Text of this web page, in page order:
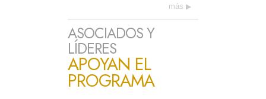
más
ASOCIADOS Y
LÍDERES
APOYAN EL
PROGRAMA